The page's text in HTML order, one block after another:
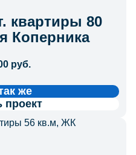
квартиры 80
Коперника
руб.
же
проект